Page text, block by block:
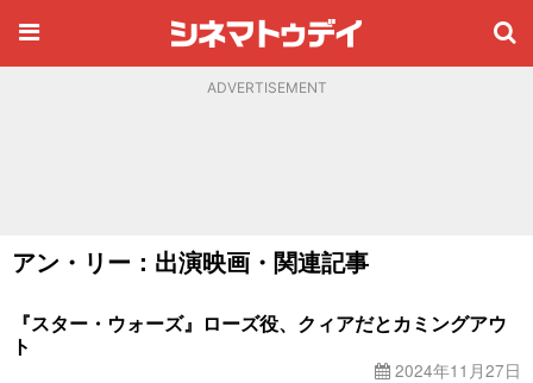
ADVERTISEMENT
アン・リー：出演映画・関連記事
『スター・ウォーズ』ローズ役、クィアだとカミングアウ
ト
2024年11月27日